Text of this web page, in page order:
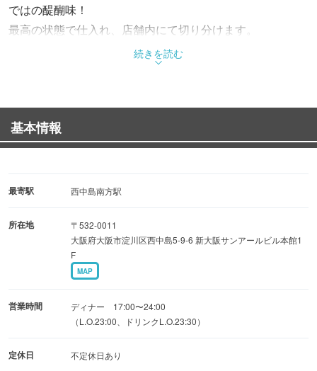
ではの醍醐味！
最高の状態で仕入れ、店舗内にて切り分けます。
【歓送迎会、各種宴席に！1番人気！】
和牛握り寿司や稀少部位ステーキ、黒毛和牛赤身3種盛を
西中島限定コース全12品
(飲み放題付8000円/お料理のみ6300円)
す。
い。
続きを読む
基本情報
最寄駅 西中島南方駅
所在地
〒532-0011
大阪府大阪市淀川区西中島5-9-6 新大阪サンアールビル本館1
F
MAP
営業時間
ディナー 17:00〜24:00
（L.O.23:00、ドリンクL.O.23:30）
定休日 不定休日あり